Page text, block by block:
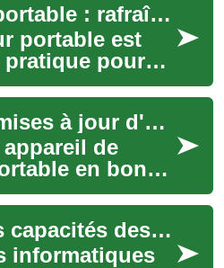
Climatiseur portable : rafraîchir votre été simplement
portable est
pour
fortes chaleurs
facile à
Entretien et mises à jour d'un appareil de connexion portable
de
en bon
la
connectivité
Découvrir les capacités des appareils informatiques nomades
informatiques